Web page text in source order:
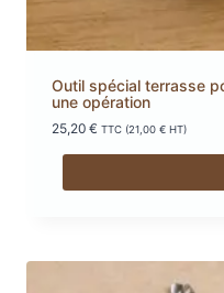
Outil spécial terrasse
une opération
25,20 € TTC (21,00 € HT)